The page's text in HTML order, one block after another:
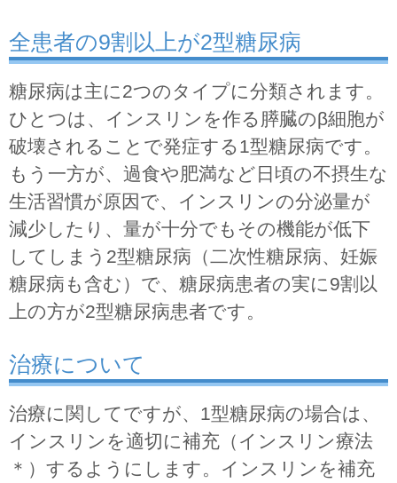
全患者の9割以上が2型糖尿病
糖尿病は主に2つのタイプに分類されます。
ひとつは、インスリンを作る膵臓のβ細胞が
破壊されることで発症する1型糖尿病です。
もう一方が、過食や肥満など日頃の不摂生な
生活習慣が原因で、インスリンの分泌量が
減少したり、量が十分でもその機能が低下
してしまう2型糖尿病（二次性糖尿病、妊娠
糖尿病も含む）で、糖尿病患者の実に9割以
上の方が2型糖尿病患者です。
治療について
治療に関してですが、1型糖尿病の場合は、
インスリンを適切に補充（インスリン療法
＊）するようにします。インスリンを補充